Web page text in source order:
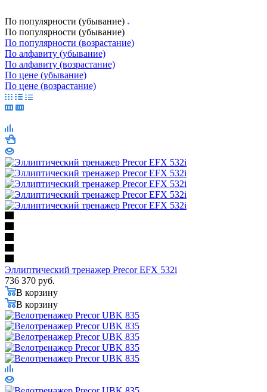
По популярности (убывание)
По популярности (убывание)
По популярности (возрастание)
По алфавиту (убывание)
По алфавиту (возрастание)
По цене (убывание)
По цене (возрастание)
Эллиптический тренажер Precor EFX 532i
736 370 руб.
В корзину
В корзину